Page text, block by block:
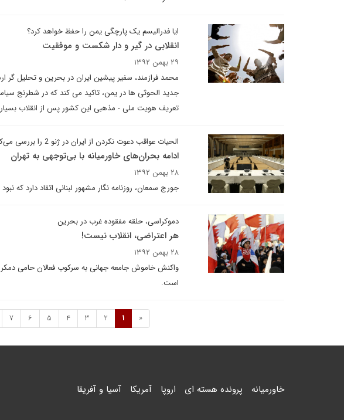
ایا فدرالیسم یک پارچگی یمن را حفظ خواهد کرد؟
انقلابی در گیر و دار شکست و موفقیت
۲۹ بهمن ۱۳۹۲
محمد فرازمند، سفیر پیشین ایران در بحرین و تحلیل گر
جدید الحوثی ها در یمن، تاکید می کند که در شطرنج
تعریف هویت ملی - مذهبی این کشور پس از انقلاب
الحیات عواقب دعوت نکردن از ایران در ژنو 2 را بررسی می‌کند
ادامه بحران‌های خاورمیانه با بی‌توجهی به تهران
۲۸ بهمن ۱۳۹۲
جورج سمعان، روزنامه نگار مشهور لبنانی اتقاد دارد که نبود ایران در کنفرانس ژنو 2
دموکراسی، حلقه مفقوده غرب در بحرین
هر اعتراضی، انقلاب نیست!
۲۸ بهمن ۱۳۹۲
واکنش خاموش جامعه جهانی به سرکوب فعالان حامی
است.
«
1
2
3
4
5
6
7
خاورمیانه پرونده هسته ای اروپا آمریکا آسیا و آفریقا